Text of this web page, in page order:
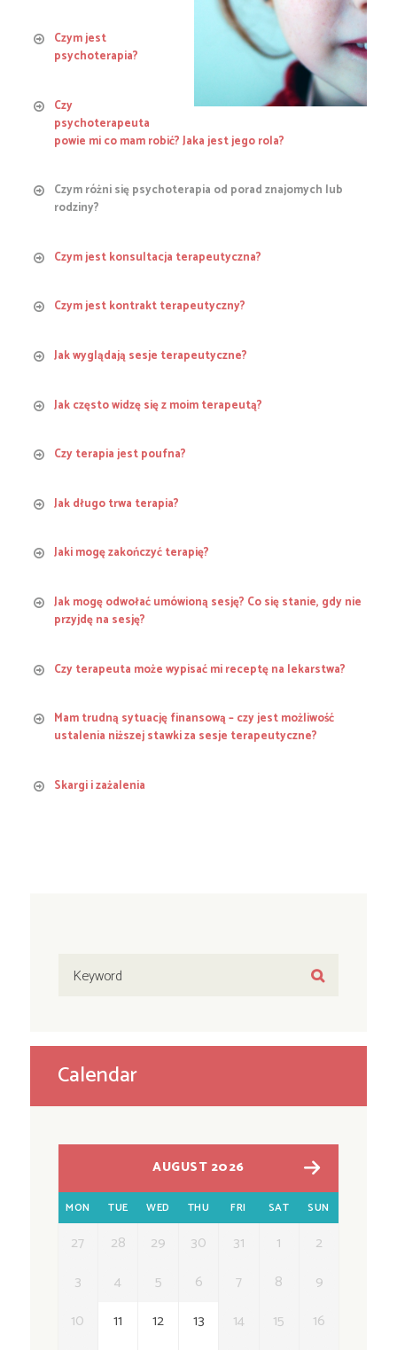
joanna@onthera
py.co.uk
Imię i nazwisko
(wymagane)
Adres email
(wymagane)
Temat
Czym jest
psychoterapia?
Czy
psychoterapeuta
powie mi co mam robić? Jaka jest jego rola?
jaki masz być lecz tego, kim naprawdę jesteś.
Czym różni się psychoterapia od porad znajomych lub
rodziny?
doświadczeniu
niesymetryczność
Czym jest konsultacja terapeutyczna?
konsultacji terapeutycznej
kontraktu terapeutycznego
Czym jest kontrakt terapeutyczny?
kontraktu terapeutycznego
Jak wyglądają sesje terapeutyczne?
Jak często widzę się z moim terapeutą?
Czy terapia jest poufna?
Jak długo trwa terapia?
Terapiękrótkoterminową
od 6
miesięcy do kilku lat
Jaki mogę zakończyć terapię?
powiedz mi o tym na sesji
więcej niż 8
Jak mogę odwołać umówioną sesję? Co się stanie, gdy nie
przyjdę na sesję?
odpłatna.
Czy terapeuta może wypisać mi receptę na lekarstwa?
pierwszego kontaktu (GP)
Mam trudną sytuację finansową – czy jest możliwość
ustalenia niższej stawki za sesje terapeutyczne?
Skargi i zażalenia
Calendar
AUGUST 2026
MON TUE WED THU FRI SAT SUN
27 28 29 30 31 1
2
3
4 5 6 7 8
9
10
11 12 13 14 15
16